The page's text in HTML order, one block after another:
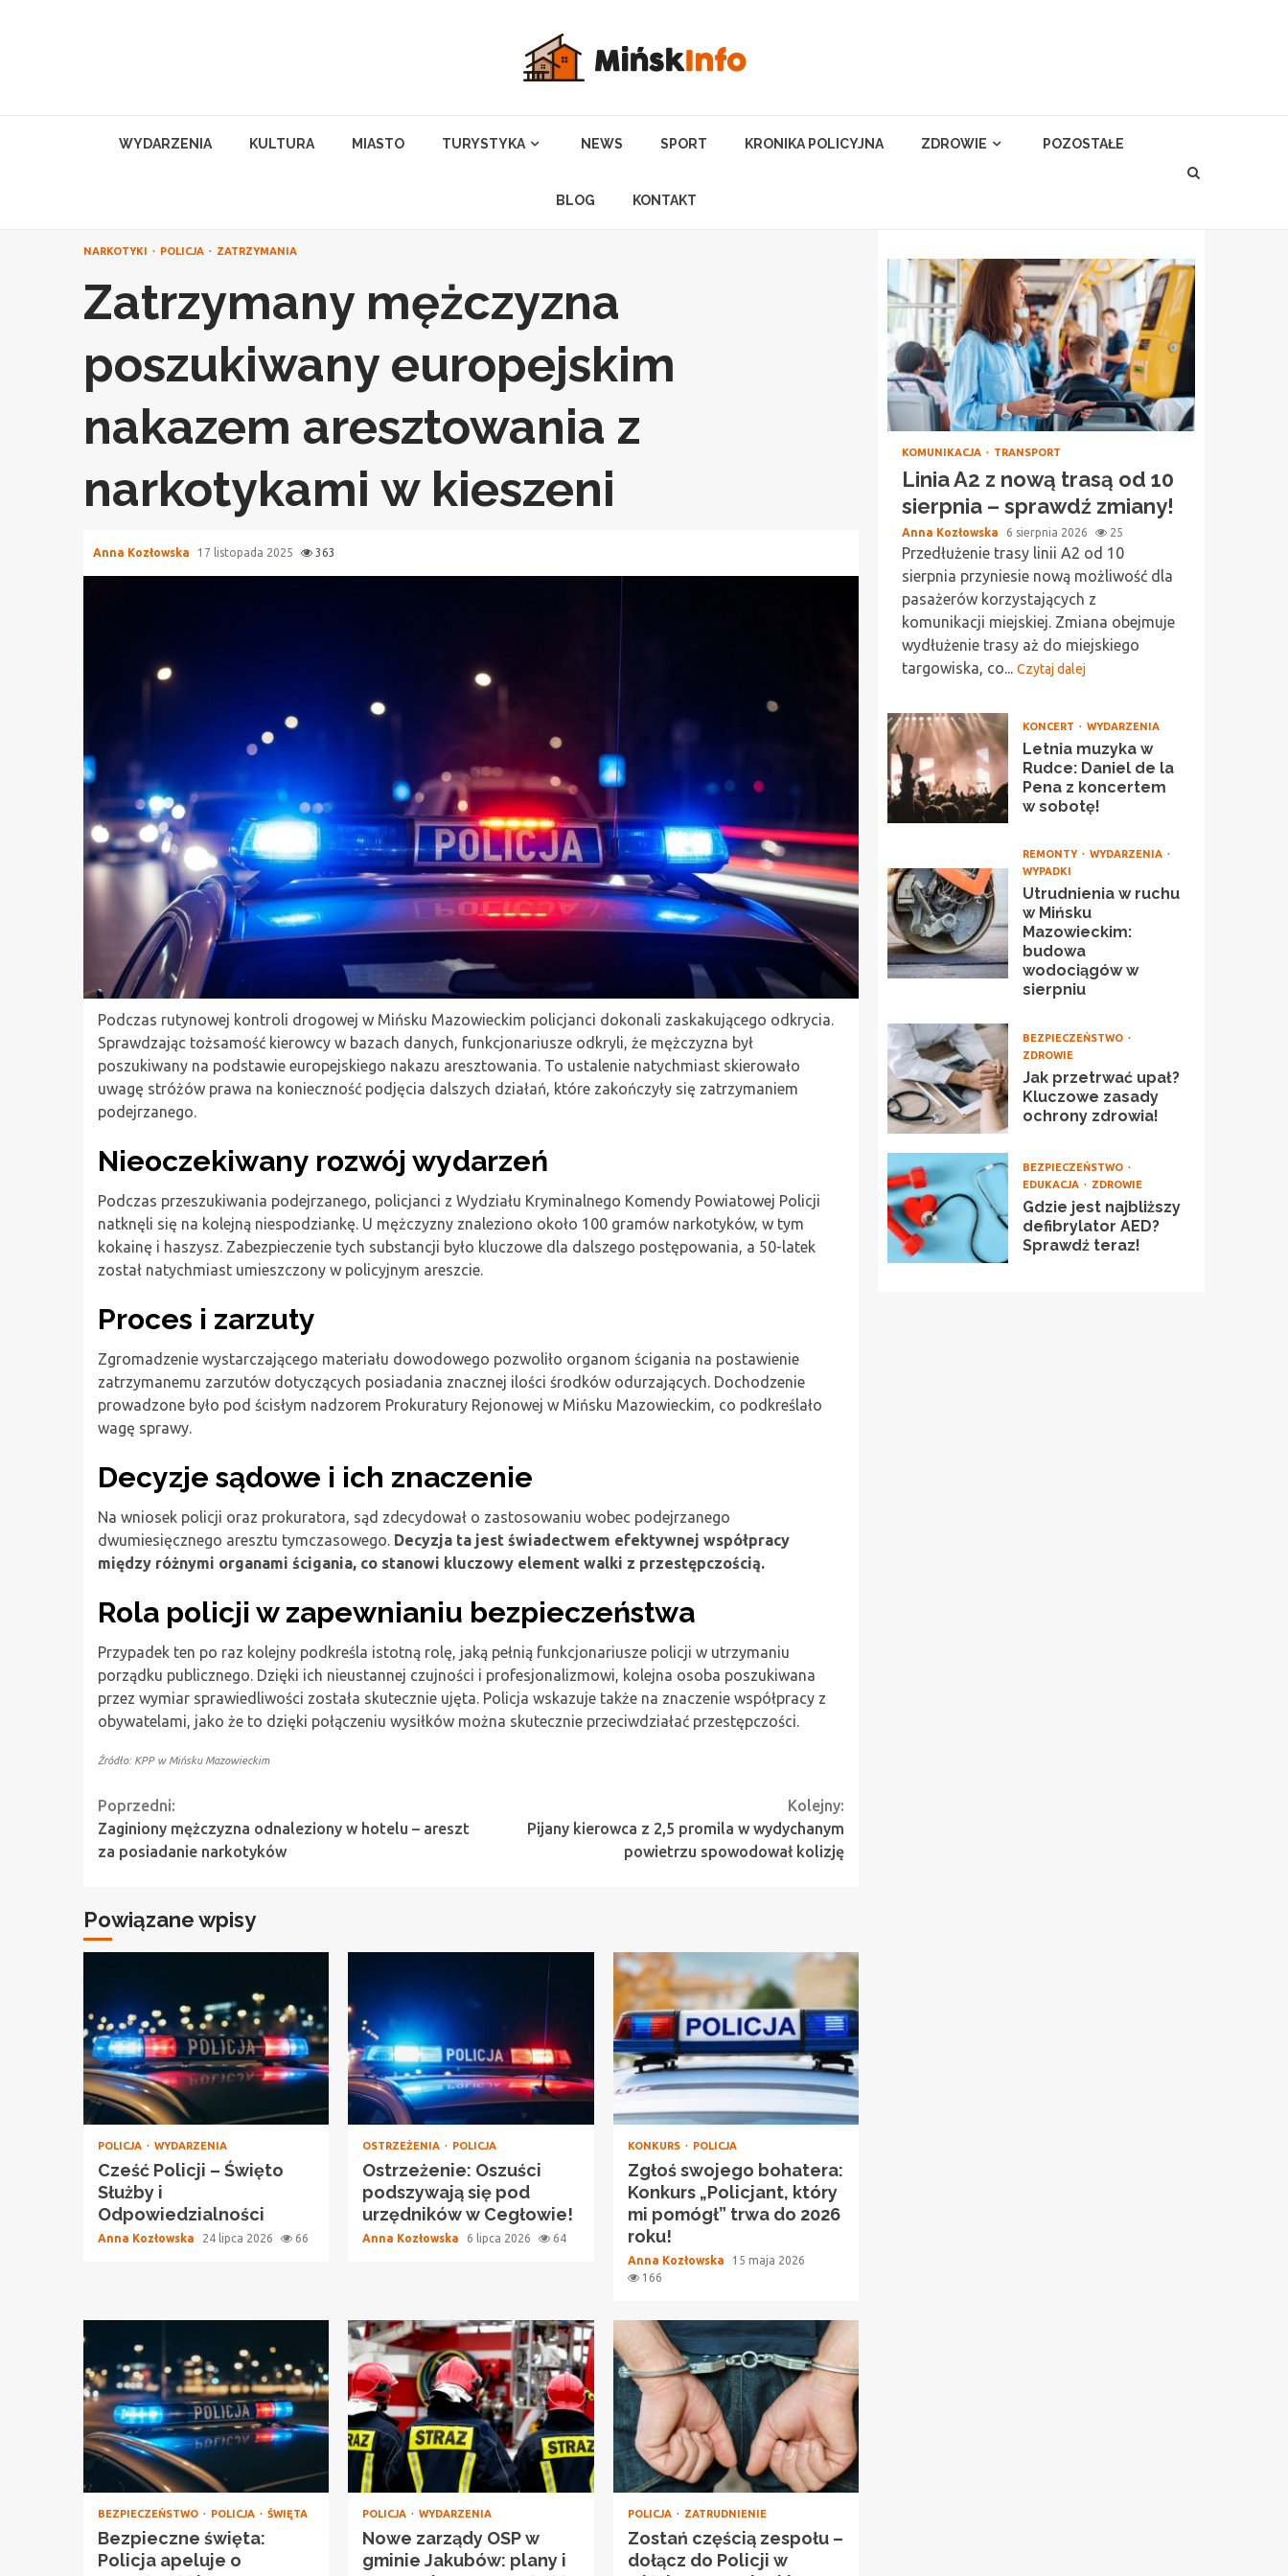
WYDARZENIA KULTURA MIASTO TURYSTYKA NEWS SPORT KRONIKA POLICYJNA ZDROWIE POZOSTAŁE
BLOG KONTAKT
NARKOTYKI POLICJA ZATRZYMANIA
Zatrzymany mężczyzna
poszukiwany europejskim
nakazem aresztowania z
narkotykami w kieszeni
Anna Kozłowska 17 listopada 2025 363
Podczas rutynowej kontroli drogowej w Mińsku Mazowieckim policjanci dokonali zaskakującego odkrycia.
Sprawdzając tożsamość kierowcy w bazach danych, funkcjonariusze odkryli, że mężczyzna był
poszukiwany na podstawie europejskiego nakazu aresztowania. To ustalenie natychmiast skierowało
uwagę stróżów prawa na konieczność podjęcia dalszych działań, które zakończyły się zatrzymaniem
podejrzanego.
Nieoczekiwany rozwój wydarzeń
Podczas przeszukiwania podejrzanego, policjanci z Wydziału Kryminalnego Komendy Powiatowej Policji
natknęli się na kolejną niespodziankę. U mężczyzny znaleziono około 100 gramów narkotyków, w tym
kokainę i haszysz. Zabezpieczenie tych substancji było kluczowe dla dalszego postępowania, a 50-latek
został natychmiast umieszczony w policyjnym areszcie.
Proces i zarzuty
Zgromadzenie wystarczającego materiału dowodowego pozwoliło organom ścigania na postawienie
zatrzymanemu zarzutów dotyczących posiadania znacznej ilości środków odurzających. Dochodzenie
prowadzone było pod ścisłym nadzorem Prokuratury Rejonowej w Mińsku Mazowieckim, co podkreślało
wagę sprawy.
Decyzje sądowe i ich znaczenie
Na wniosek policji oraz prokuratora, sąd zdecydował o zastosowaniu wobec podejrzanego
dwumiesięcznego aresztu tymczasowego. Decyzja ta jest świadectwem efektywnej współpracy
między różnymi organami ścigania, co stanowi kluczowy element walki z przestępczością.
Rola policji w zapewnianiu bezpieczeństwa
Przypadek ten po raz kolejny podkreśla istotną rolę, jaką pełnią funkcjonariusze policji w utrzymaniu
porządku publicznego. Dzięki ich nieustannej czujności i profesjonalizmowi, kolejna osoba poszukiwana
przez wymiar sprawiedliwości została skutecznie ujęta. Policja wskazuje także na znaczenie współpracy z
obywatelami, jako że to dzięki połączeniu wysiłków można skutecznie przeciwdziałać przestępczości.
Źródło: KPP w Mińsku Mazowieckim
Continue
Reading
Poprzedni:
Zaginiony mężczyzna odnaleziony w hotelu – areszt
za posiadanie narkotyków
Kolejny:
Pijany kierowca z 2,5 promila w wydychanym
powietrzu spowodował kolizję
Powiązane wpisy
POLICJA WYDARZENIA
Cześć Policji – Święto
Służby i
Odpowiedzialności
Anna Kozłowska 24 lipca 2026 66
OSTRZEŻENIA POLICJA
Ostrzeżenie: Oszuści
podszywają się pod
urzędników w Cegłowie!
Anna Kozłowska 6 lipca 2026 64
KONKURS POLICJA
Zgłoś swojego bohatera:
Konkurs „Policjant, który
mi pomógł” trwa do 2026
roku!
Anna Kozłowska
15 maja 2026
166
BEZPIECZEŃSTWO POLICJA ŚWIĘTA
Bezpieczne święta:
Policja apeluje o
POLICJA WYDARZENIA
Nowe zarządy OSP w
gminie Jakubów: plany i
POLICJA ZATRUDNIENIE
Zostań częścią zespołu –
dołącz do Policji w
KOMUNIKACJA TRANSPORT
Linia A2 z nową trasą od 10
sierpnia – sprawdź zmiany!
Anna Kozłowska 6 sierpnia 2026 25
Przedłużenie trasy linii A2 od 10
sierpnia przyniesie nową możliwość dla
pasażerów korzystających z
komunikacji miejskiej. Zmiana obejmuje
wydłużenie trasy aż do miejskiego
targowiska, co... Czytaj dalej
KONCERT WYDARZENIA
Letnia muzyka w
Rudce: Daniel de la
Pena z koncertem
w sobotę!
REMONTY
WYDARZENIA
WYPADKI
Utrudnienia w ruchu
w Mińsku
Mazowieckim:
budowa
wodociągów w
sierpniu
BEZPIECZEŃSTWO
ZDROWIE
Jak przetrwać upał?
Kluczowe zasady
ochrony zdrowia!
BEZPIECZEŃSTWO
EDUKACJA
ZDROWIE
Gdzie jest najbliższy
defibrylator AED?
Sprawdź teraz!